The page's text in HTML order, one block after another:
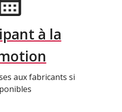
à la
aux fabricants si